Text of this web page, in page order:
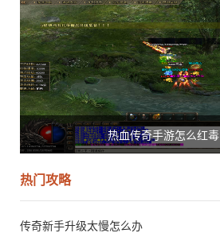
热血传奇手游怎么红毒
热门攻略
传奇新手升级太慢怎么办